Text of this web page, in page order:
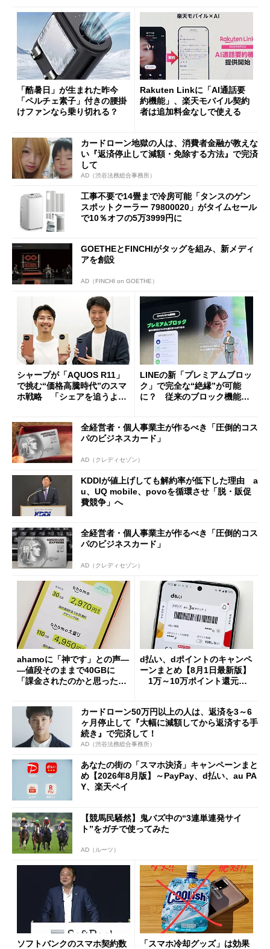
「酷暑日」が生まれた昨今
「ペルチェ素子」付きの腰掛
けファンなら乗り切れる？
Rakuten Linkに「AI通話要
約機能」、楽天モバイル契約
者は追加料金なしで使える
カードローン地獄の人は、消費者金融が教えな
い『返済停止して減額・免除する方法』で完済
して
AD（渋谷法務総合事務所）
工事不要で14畳まで冷房可能「タンスのゲン
スポットクーラー 79800020」がタイムセール
で10％オフの5万3999円に
GOETHEとFINCHIがタッグを組み、新メディ
アを創設
AD（FINCHI on GOETHE）
シャープが「AQUOS R11」
で挑む“価格高騰時代”のスマ
ホ戦略 「シェアを追うより
LINEの新「プレミアムブロッ
ク」で完全な“絶縁”が可能
に？ 従来のブロック機能と
全経営者・個人事業主が作るべき「圧倒的コス
パのビジネスカード」
AD（クレディセゾン）
KDDIが値上げしても解約率が低下した理由 a
u、UQ mobile、povoを循環させ「脱・販促
費競争」へ
全経営者・個人事業主が作るべき「圧倒的コス
パのビジネスカード」
AD（クレディセゾン）
ahamoに「神です」との声―
―値段そのままで40GBに
「課金されたのかと思った」
d払い、dポイントのキャンペ
ーンまとめ【8月1日最新版】
1万～10万ポイント還元の
カードローン50万円以上の人は、返済を3～6
ヶ月停止して『大幅に減額してから返済する手
続き』で完済して！
AD（渋谷法務総合事務所）
あなたの街の「スマホ決済」キャンペーンまと
め【2026年8月版】～PayPay、d払い、au PA
Y、楽天ペイ
【競馬民騒然】鬼バズ中の“3連単連発サイ
ト”をガチで使ってみた
AD（ルーツ）
ソフトバンクのスマホ契約数
「スマホ冷却グッズ」は効果